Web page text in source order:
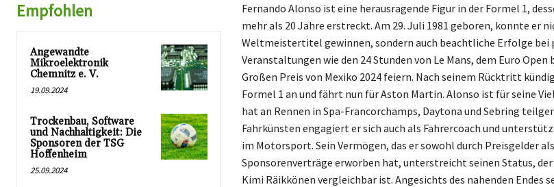
Empfohlen
Angewandte
Mikroelektronik
Chemnitz e. V.
19.09.2024
Trockenbau, Software
und Nachhaltigkeit: Die
Sponsoren der TSG
Hoffenheim
25.09.2024
Fernando Alonso ist eine herausragende Figur in der Formel 1,
mehr als 20 Jahre erstreckt. Am 29. Juli 1981 geboren, konnte er
Weltmeistertitel gewinnen, sondern auch beachtliche Erfolge
Veranstaltungen wie den 24 Stunden von Le Mans, dem Euro Open
Großen Preis von Mexiko 2024 feiern. Nach seinem Rücktritt
Formel 1 an und fährt nun für Aston Martin. Alonso ist für seine
hat an Rennen in Spa-Francorchamps, Daytona und Sebring
Fahrkünsten engagiert er sich auch als Fahrercoach und
im Motorsport. Sein Vermögen, das er sowohl durch Preisgelder
Sponsorenverträge erworben hat, unterstreicht seinen Status,
Kimi Räikkönen vergleichbar ist. Angesichts des nahenden Endes